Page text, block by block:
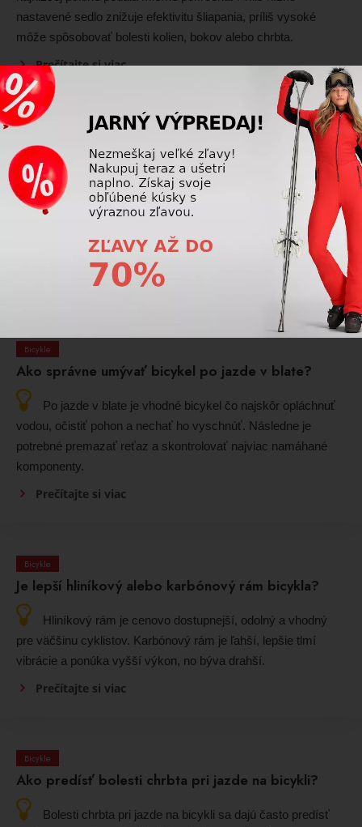
nastavené sedlo znižuje efektivitu šliapania, príliš vysoké
môže spôsobovať bolesti kolien, bokov alebo chrbta.
Prečítajte si viac
Aký tlak by mali mať plášte na bicykli?
Správny tlak v plášťoch závisí od typu bicykla, šírky
plášťov, hmotnosti jazdca a povrchu, po ktorom jazdí. Príliš
nízky tlak zvyšuje riziko defektu, príliš vysoký znižuje komfort
Prečítajte si viac
Bicykle
Ako správne umývať bicykel po jazde v blate?
Po jazde v blate je vhodné bicykel čo najskôr opláchnuť
vodou, očistiť pohon a nechať ho vyschnúť. Následne je
potrebné premazať reťaz a skontrolovať najviac namáhané
komponenty.
Prečítajte si viac
Bicykle
Je lepší hliníkový alebo karbónový rám bicykla?
Hliníkový rám je cenovo dostupnejší, odolný a vhodný
pre väčšinu cyklistov. Karbónový rám je ľahší, lepšie tlmí
vibrácie a ponúka vyšší výkon, no býva drahší.
Prečítajte si viac
Bicykle
Ako predísť bolesti chrbta pri jazde na bicykli?
Bolesti chrbta pri jazde na bicykli sa dajú často predísť